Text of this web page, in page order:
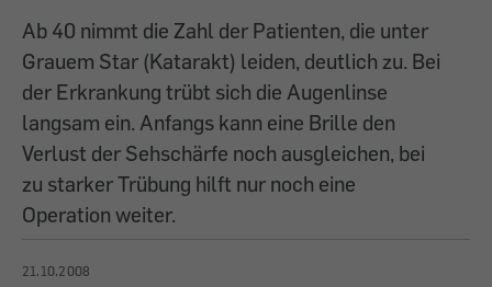
Ab 40 nimmt die Zahl der Patienten, die unter
Grauem Star (Katarakt) leiden, deutlich zu. Bei
der Erkrankung trübt sich die Augenlinse
langsam ein. Anfangs kann eine Brille den
Verlust der Sehschärfe noch ausgleichen, bei
zu starker Trübung hilft nur noch eine
Operation weiter.
21.10.2008